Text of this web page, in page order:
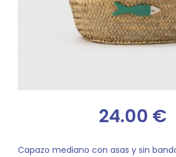
24.00 €
Capazo mediano con asas y sin